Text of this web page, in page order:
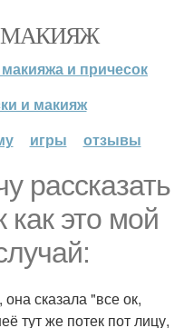
МАКИЯЖ
и причесок
и макияж
игры отзывы
рассказать
как это мой
сказала "все ок,
тут же потек пот лицу,